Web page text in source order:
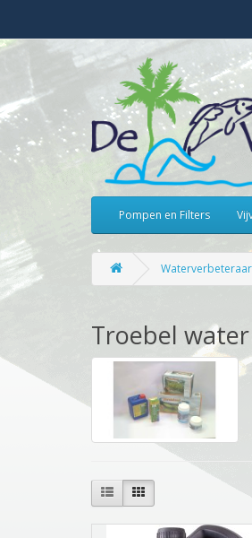
Pompen en Filters
Troebel water